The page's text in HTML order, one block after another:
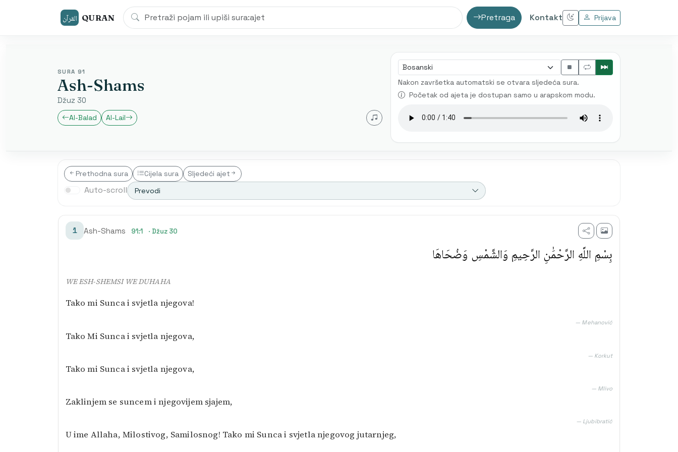
القرآن QURAN Pretraga Kontakt Prijava
SURA 91
Ash-Shams
Džuz 30
Al-Balad
Al-Lail
Jezik audia
Nakon završetka automatski se otvara sljedeća sura.
Početak od ajeta je dostupan samo u arapskom modu.
Prethodna sura Cijela sura Sljedeći ajet
Auto-scroll Prevodi
1 Ash-Shams 91:1 · Džuz 30
بِسْمِ اللَّهِ الرَّحْمَٰنِ الرَّحِيمِ وَالشَّمْسِ وَضُحَاهَا
WE ESH-SHEMSI WE DUHAHA
Tako mi Sunca i svjetla njegova!
— Mehanović
Tako Mi Sunca i svjetla njegova,
— Korkut
Tako mi Sunca i svjetla njegova,
— Mlivo
Zaklinjem se suncem i njegovijem sjajem,
— Ljubibratić
U ime Allaha, Milostivog, Samilosnog! Tako mi Sunca i svjetla njegovog jutarnjeg,